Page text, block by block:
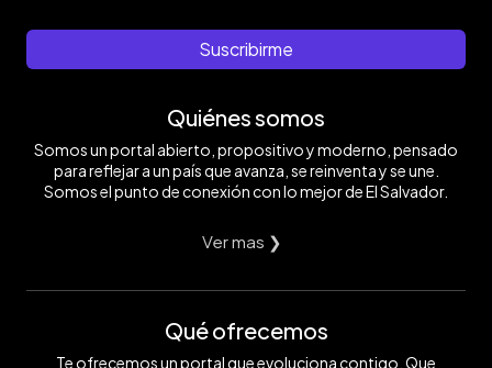
Suscribirme
Quiénes somos
Somos un portal abierto, propositivo y moderno, pensado
para reflejar a un país que avanza, se reinventa y se une.
Somos el punto de conexión con lo mejor de El Salvador.
Ver mas ❯
Qué ofrecemos
Te ofrecemos un portal que evoluciona contigo. Que